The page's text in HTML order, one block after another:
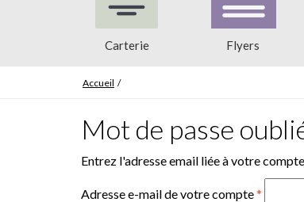
Carterie Flyers
Accueil /
Mot de passe
Entrez l'adresse email liée à votre
Adresse e-mail de votre compte*